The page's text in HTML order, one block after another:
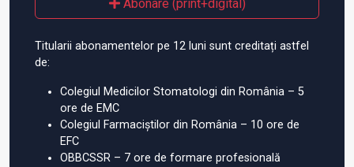
Abonare (print+digital)
Titularii abonamentelor pe 12 luni sunt creditați astfel
de:
Colegiul Medicilor Stomatologi din România – 5
ore de EMC
Colegiul Farmaciștilor din România – 10 ore de
EFC
OBBCSSR – 7 ore de formare profesională